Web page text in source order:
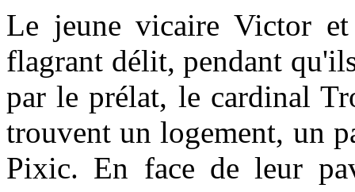
Le jeune vicaire Victor
flagrant délit, pendant
par le prélat, le cardinal
trouvent un logement, un
Pixic. En face de leur